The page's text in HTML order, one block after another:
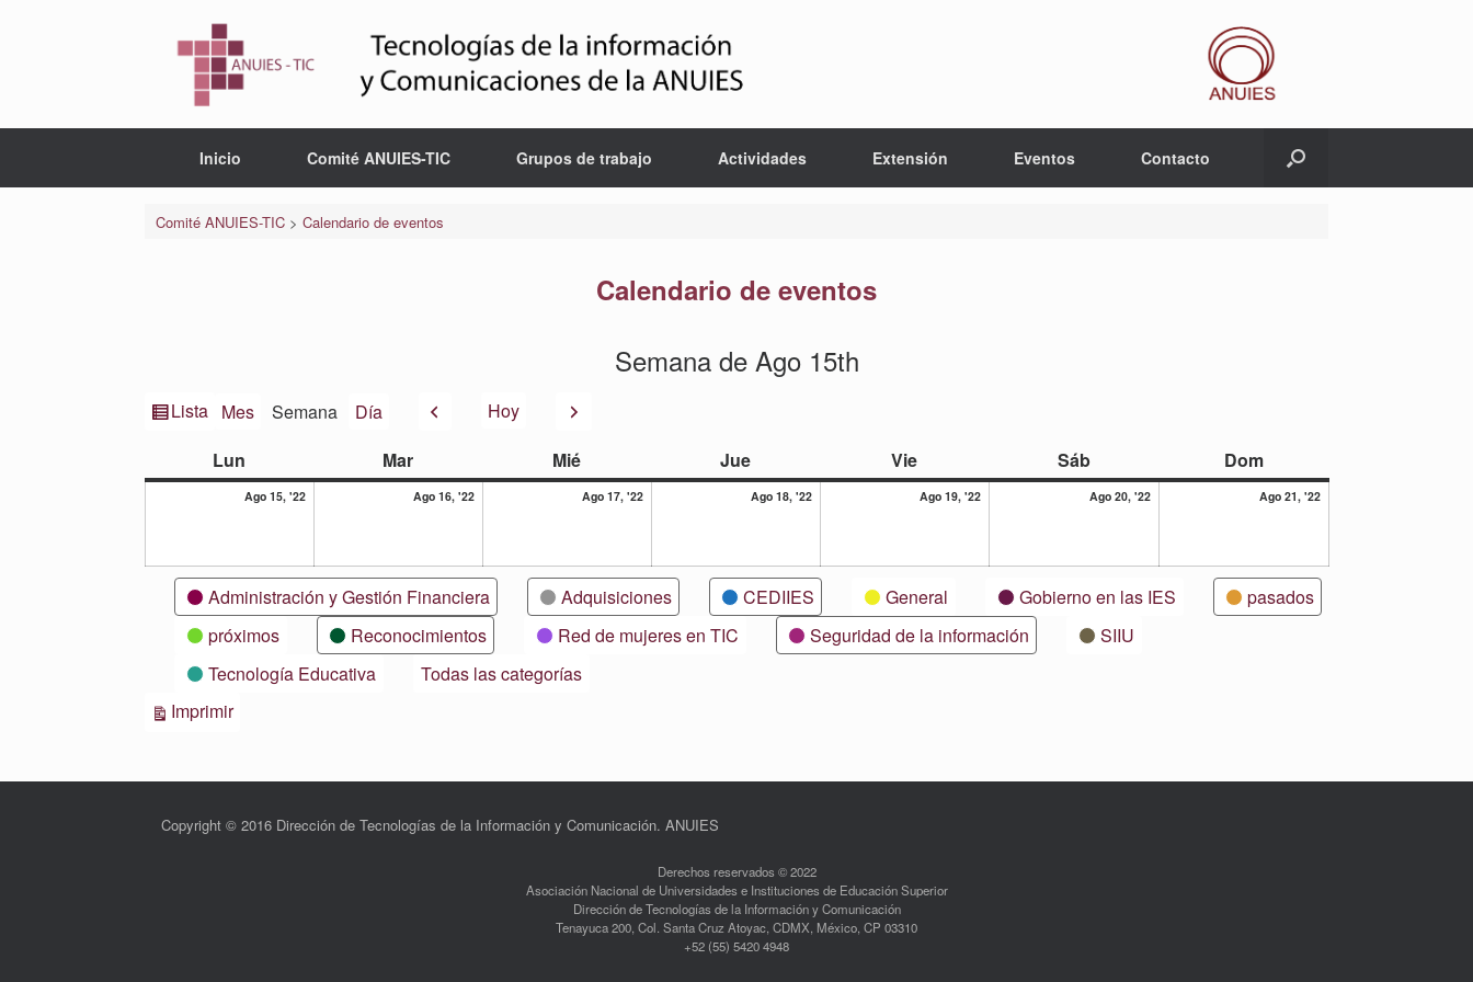
Inicio Comité ANUIES-TIC Grupos de trabajo Actividades Extensión Eventos Contacto
Comité ANUIES-TIC> Calendario de eventos
Calendario de eventos
Semana de Ago 15th
Ver
Lista Mes Semana Día AnteriorHoy Siguiente
Lun Marmartes Miémiércoles Juejueves Vieviernes Sábsábado Domdomingo
Ago 15, '2215
Ago 16, '2216
Ago 17, '2217
Ago 18, '2218
Ago 19, '2219
Ago 20, '2220
Ago 21, '2221
CategoríasAdministración y Gestión Financiera Adquisiciones CEDIIES General Gobierno en las IES
pasados
próximos
Reconocimientos Red de mujeres en TIC Seguridad de la información
SIIU
Tecnología Educativa
Todas las categorías
ImprimirVistas
Copyright © 2016 Dirección de Tecnologías de la Información y Comunicación. ANUIES
Derechos reservados © 2022
Asociación Nacional de Universidades e Instituciones de Educación Superior
Dirección de Tecnologías de la Información y Comunicación
Tenayuca 200, Col. Santa Cruz Atoyac, CDMX, México, CP 03310
+52 (55) 5420 4948